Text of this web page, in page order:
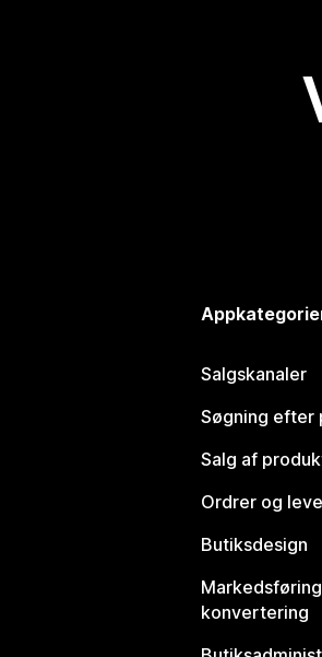
Salgskanaler
Søgning efter
Salg af
Ordrer og
Butiksdesign
konvertering